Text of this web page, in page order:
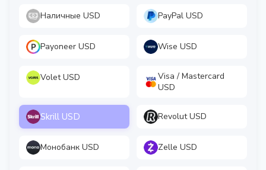
Наличные USD PayPal USD
Payoneer USD Wise USD
Volet USD
Visa / Mastercard
USD
Skrill USD Revolut USD
Монобанк USD Zelle USD